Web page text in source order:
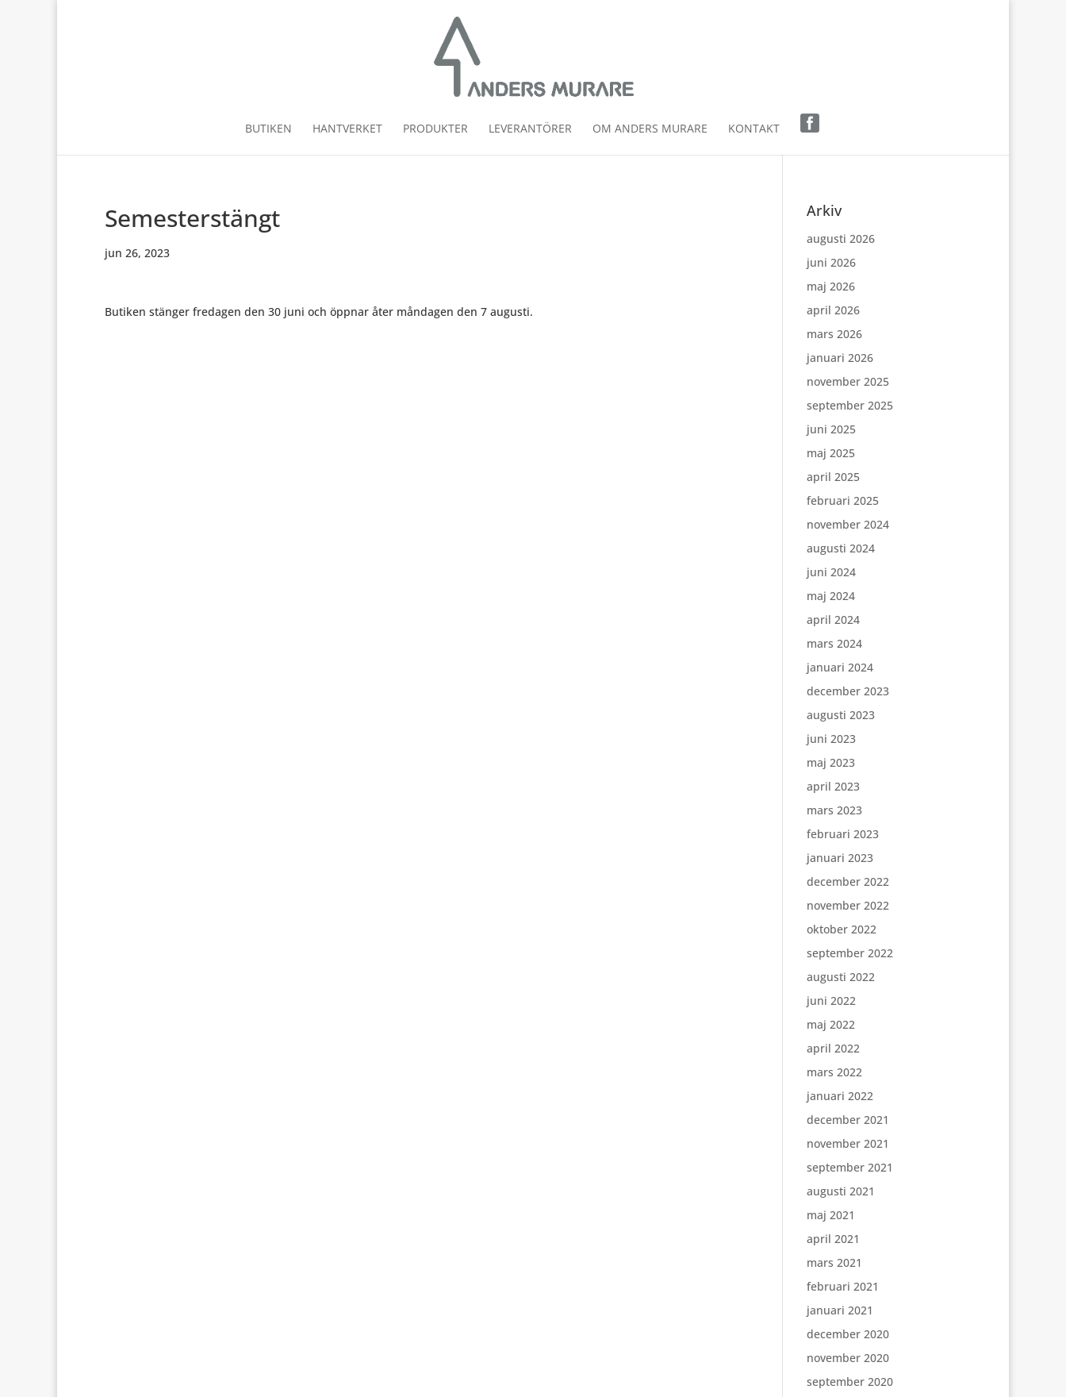
BUTIKEN HANTVERKET PRODUKTER LEVERANTÖRER OM ANDERS MURARE KONTAKT
Semesterstängt
jun 26, 2023
Butiken stänger fredagen den 30 juni och öppnar åter måndagen den 7 augusti.
Arkiv
augusti 2026
juni 2026
maj 2026
april 2026
mars 2026
januari 2026
november 2025
september 2025
juni 2025
maj 2025
april 2025
februari 2025
november 2024
augusti 2024
juni 2024
maj 2024
april 2024
mars 2024
januari 2024
december 2023
augusti 2023
juni 2023
maj 2023
april 2023
mars 2023
februari 2023
januari 2023
december 2022
november 2022
oktober 2022
september 2022
augusti 2022
juni 2022
maj 2022
april 2022
mars 2022
januari 2022
december 2021
november 2021
september 2021
augusti 2021
maj 2021
april 2021
mars 2021
februari 2021
januari 2021
december 2020
november 2020
september 2020